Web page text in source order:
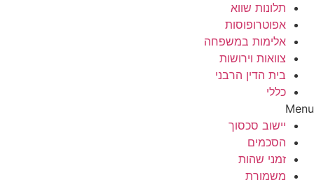
תלונות שווא
אפוטרופוסות
אלימות במשפחה
צוואות וירושות
בית הדין הרבני
כללי
Menu
יישוב סכסוך
הסכמים
זמני שהות
משמורת